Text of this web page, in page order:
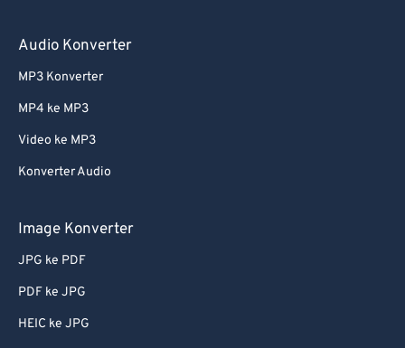
Audio Konverter
MP3 Konverter
MP4 ke MP3
Video ke MP3
Konverter Audio
Image Konverter
JPG ke PDF
PDF ke JPG
HEIC ke JPG